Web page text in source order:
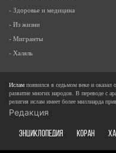
- Здоровье и медицина
- Из жизни
- Мигранты
- Халяль
Ислам появился в седьмом веке и оказал
развитие многих народов. В переводе с
религия ислам имеет более миллиарда
Редакция
ЭНЦИКЛОПЕДИЯ КОРАН